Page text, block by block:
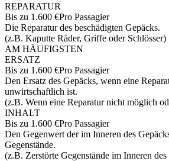
REPARATUR
Bis zu 1.600 €Pro Passagier
Die Reparatur des beschädigten Gepäcks.
(z.B. Kaputte Räder, Griffe oder Schlösser)
AM HÄUFIGSTEN
ERSATZ
Bis zu 1.600 €Pro Passagier
Den Ersatz des Gepäcks, wenn eine
unwirtschaftlich ist.
(z.B. Wenn eine Reparatur nicht möglich
INHALT
Bis zu 1.600 €Pro Passagier
Den Gegenwert der im Inneren des
Gegenstände.
(z.B. Zerstörte Gegenstände im Inneren des